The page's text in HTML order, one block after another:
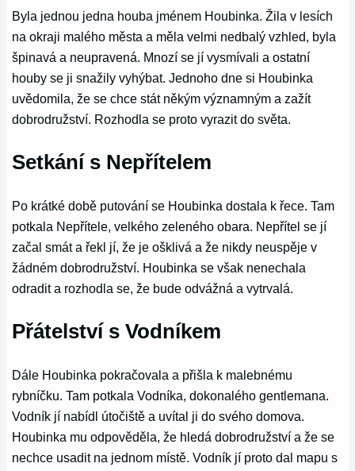
Byla jednou jedna houba jménem Houbinka. Žila v lesích
na okraji malého města a měla velmi nedbalý vzhled, byla
špinavá a neupravená. Mnozí se jí vysmívali a ostatní
houby se ji snažily vyhýbat. Jednoho dne si Houbinka
uvědomila, že se chce stát někým významným a zažít
dobrodružství. Rozhodla se proto vyrazit do světa.
Setkání s Nepřítelem
Po krátké době putování se Houbinka dostala k řece. Tam
potkala Nepřítele, velkého zeleného obara. Nepřítel se jí
začal smát a řekl jí, že je ošklivá a že nikdy neuspěje v
žádném dobrodružství. Houbinka se však nenechala
odradit a rozhodla se, že bude odvážná a vytrvalá.
Přátelství s Vodníkem
Dále Houbinka pokračovala a přišla k malebnému
rybníčku. Tam potkala Vodníka, dokonalého gentlemana.
Vodník jí nabídl útočiště a uvítal ji do svého domova.
Houbinka mu odpověděla, že hledá dobrodružství a že se
nechce usadit na jednom místě. Vodník jí proto dal mapu s